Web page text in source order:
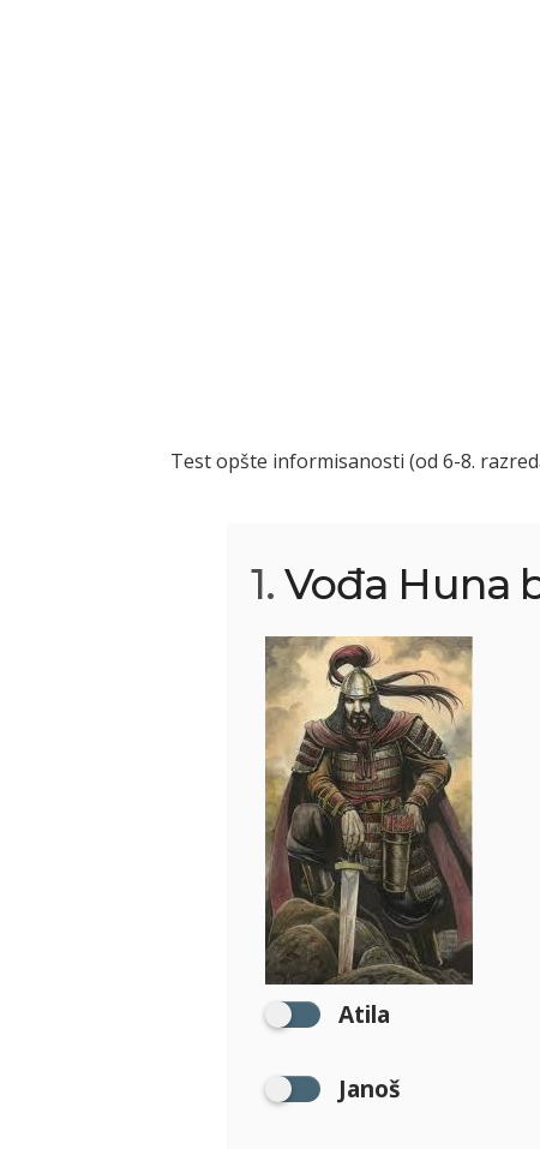
Test opšte informisanosti (od 6-8.
1. Vođa Huna
Atila
Janoš